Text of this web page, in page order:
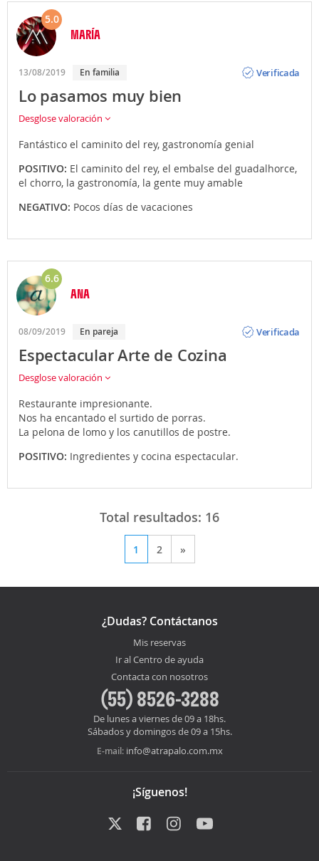
5.0
MARÍA
13/08/2019 En familia
Verificada
Lo pasamos muy bien
Desglose valoración
Fantástico el caminito del rey, gastronomía genial
POSITIVO: El caminito del rey, el embalse del guadalhorce,
el chorro, la gastronomía, la gente muy amable
NEGATIVO: Pocos días de vacaciones
6.6
ANA
08/09/2019 En pareja
Verificada
Espectacular Arte de Cozina
Desglose valoración
Restaurante impresionante.
Nos ha encantado el surtido de porras.
La pelona de lomo y los canutillos de postre.
POSITIVO: Ingredientes y cocina espectacular.
Total resultados: 16
1 2 »
¿Dudas? Contáctanos
Mis reservas
Ir al Centro de ayuda
Contacta con nosotros
(55) 8526-3288
De lunes a viernes de 09 a 18hs.
Sábados y domingos de 09 a 15hs.
E-mail: info@atrapalo.com.mx
¡Síguenos!